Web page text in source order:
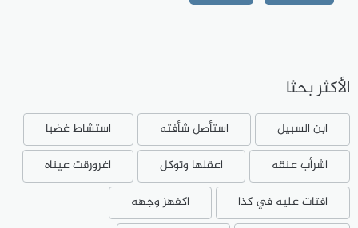
الأكثر بحثا
ابن السبيل استأصل شأفته
استشاط غضبا
اشرأب عنقه
اعقلها وتوكل
اغرورقت عيناه
افتات عليه في كذا
اكفهز وجهه